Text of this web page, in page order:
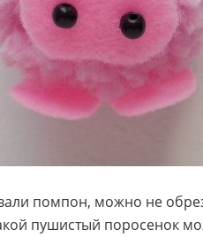
помпон, можно не
пушистый поросенок